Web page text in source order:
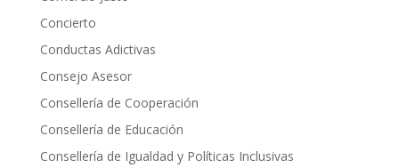
Concierto
Conductas Adictivas
Consejo Asesor
Consellería de Cooperación
Consellería de Educación
Consellería de Igualdad y Políticas Inclusivas